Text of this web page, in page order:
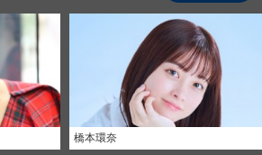
橋本環奈